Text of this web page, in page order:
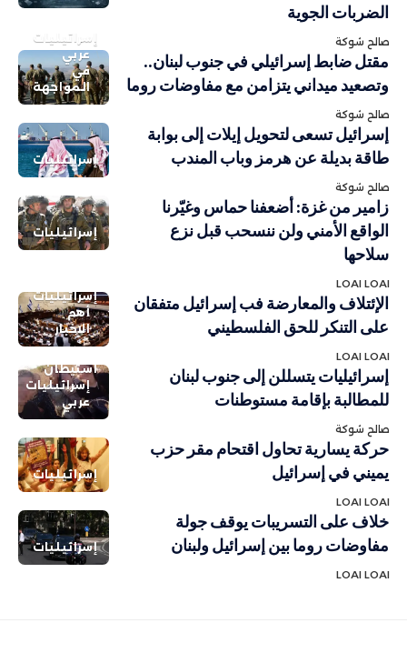
الضربات الجوية
صالح شوكة
إسرائيليات
عربي
في
المواجهة
مقتل ضابط إسرائيلي في جنوب لبنان..
وتصعيد ميداني يتزامن مع مفاوضات روما
صالح شوكة
إسرائيليات
إسرائيل تسعى لتحويل إيلات إلى بوابة
طاقة بديلة عن هرمز وباب المندب
صالح شوكة
إسرائيليات
زامير من غزة: أضعفنا حماس وغيّرنا
الواقع الأمني ولن ننسحب قبل نزع
سلاحها
LOAI LOAI
إسرائيليات
أهم
الاخبار
الإئتلاف والمعارضة فب إسرائيل متفقان
على التنكر للحق الفلسطيني
LOAI LOAI
استيطان
إسرائيليات
عربي
إسرائيليات يتسللن إلى جنوب لبنان
للمطالبة بإقامة مستوطنات
صالح شوكة
إسرائيليات
حركة يسارية تحاول اقتحام مقر حزب
يميني في إسرائيل
LOAI LOAI
إسرائيليات
خلاف على التسريبات يوقف جولة
مفاوضات روما بين إسرائيل ولبنان
LOAI LOAI